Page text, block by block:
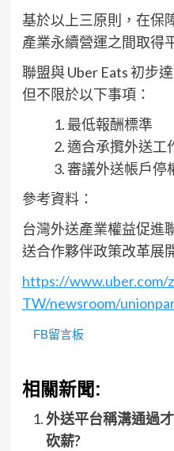
基於以上三原則，在保
產業永續營運之間取得
聯盟與 Uber Eats 初步
但不限於以下事項：
最低報酬標準
適合承攬外送工
審議外送帳戶停
參考資料：
台灣外送產業權益促進
送合作夥伴政策改革展
https://www.uber.com/
TW/newsroom/
FB留言板
相關新聞:
外送平台稱溝通過
砍薪?